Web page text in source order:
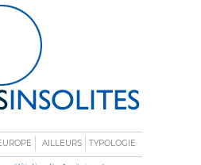
AILLEURS TYPOLOGIE